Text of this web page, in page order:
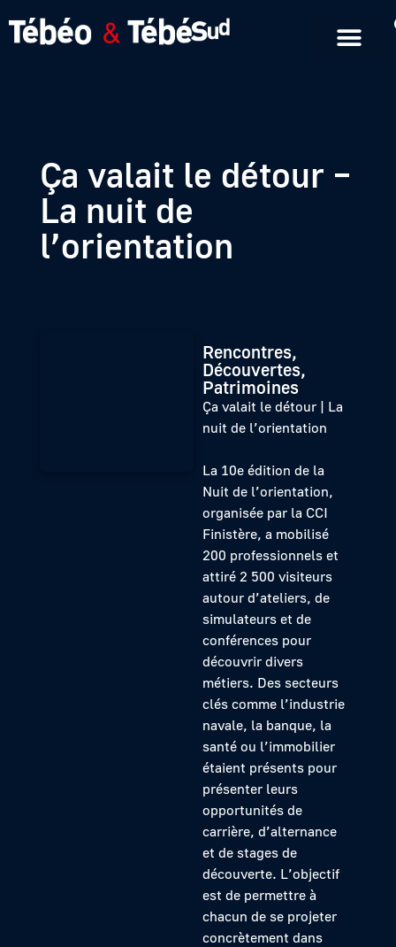
Ça valait le détour –
La nuit de
l’orientation
Rencontres,
Découvertes,
Patrimoines
Ça valait le détour | La
nuit de l’orientation
La 10e édition de la
Nuit de l’orientation,
organisée par la CCI
Finistère, a mobilisé
200 professionnels et
attiré 2 500 visiteurs
autour d’ateliers, de
simulateurs et de
conférences pour
découvrir divers
métiers. Des secteurs
clés comme l’industrie
navale, la banque, la
santé ou l’immobilier
étaient présents pour
présenter leurs
opportunités de
carrière, d’alternance
et de stages de
découverte. L’objectif
est de permettre à
chacun de se projeter
concrètement dans